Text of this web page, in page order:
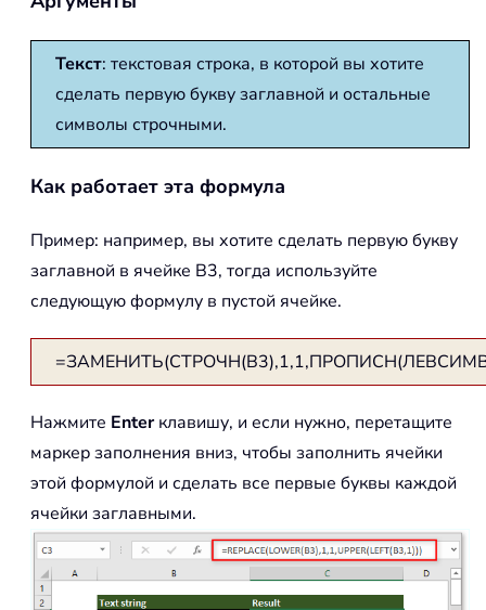
Текст: текстовая строка, в которой вы хотите
сделать первую букву заглавной и остальные
символы строчными.
Как работает эта формула
Пример: например, вы хотите сделать первую букву
заглавной в ячейке B3, тогда используйте
следующую формулу в пустой ячейке.
Нажмите Enterклавишу, и если нужно, перетащите
маркер заполнения вниз, чтобы заполнить ячейки
этой формулой и сделать все первые буквы каждой
ячейки заглавными.